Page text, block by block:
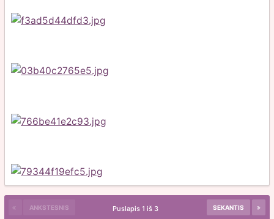
ANKSTESNIS SEKANTIS
Puslapis 1 iš 3